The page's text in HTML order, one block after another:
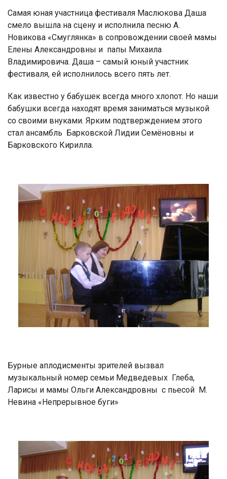
Самая юная участница фестиваля Маслюкова Даша
смело вышла на сцену и исполнила песню А.
Новикова «Смуглянка» в сопровождении своей мамы
Елены Александровны и папы Михаила
Владимировича. Даша – самый юный участник
фестиваля, ей исполнилось всего пять лет.
Как известно у бабушек всегда много хлопот. Но наши
бабушки всегда находят время заниматься музыкой
со своими внуками. Ярким подтверждением этого
стал ансамбль Барковской Лидии Семёновны и
Барковского Кирилла.
Бурные аплодисменты зрителей вызвал
музыкальный номер семьи Медведевых Глеба,
Ларисы и мамы Ольги Александровны с пьесой М.
Невина «Непрерывное буги»